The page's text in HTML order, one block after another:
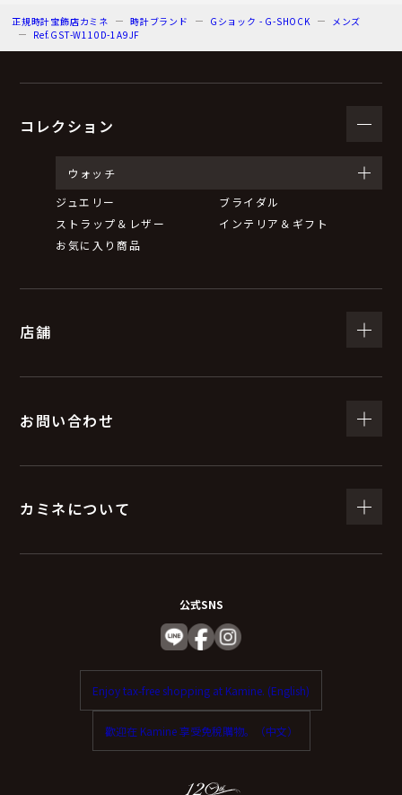
正規時計宝飾店カミネ 時計ブランド Gショック - G-SHOCK
メンズ
Ref.GST-W110D-1A9JF
コレクション
ウォッチ
ジュエリー
ブライダル
ストラップ＆レザー
インテリア＆ギフト
お気に入り商品
店舗
お問い合わせ
カミネについて
公式SNS
Enjoy tax-free shopping at Kamine. (English)
歡迎在 Kamine 享受免稅購物。（中文）